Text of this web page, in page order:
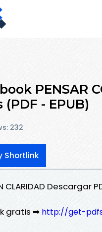
PENSAR
- EPUB)
232
Shortlink
CLARIDAD Descargar
gratis ➡ http://get-